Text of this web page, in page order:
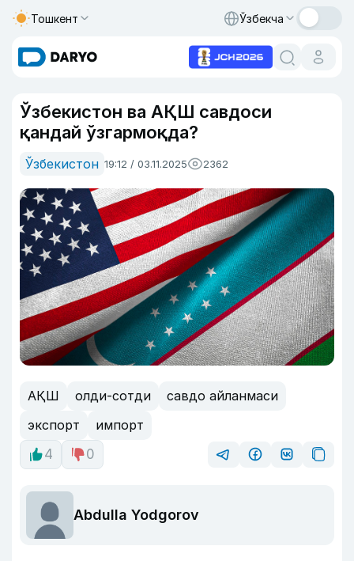
Тошкент Ўзбекча
Ўзбекистон ва АҚШ савдоси
қандай ўзгармоқда?
Ўзбекистон 19:12 / 03.11.2025 2362
АҚШ олди-сотди
савдо айланмаси
экспорт
импорт
4
0
Abdulla Yodgorov